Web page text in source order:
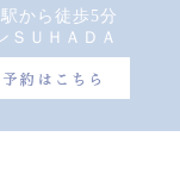
から徒歩5分
ＳＵＨＡＤＡ